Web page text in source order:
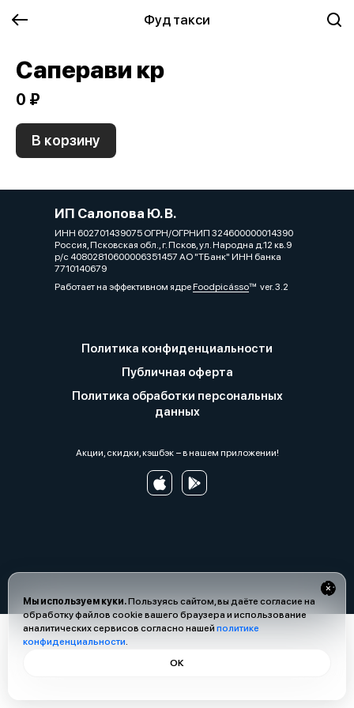
Фуд такси
Мы используем куки.Пользуясь сайтом, вы даёте согласие на
обработку файлов cookie вашего браузера и использование
аналитических сервисов согласно нашей политике
конфиденциальности.
ОК
Саперави кр
0 ₽
В корзину
ИП Салопова Ю. В.
ИНН 602701439075 ОГРН/ОГРНИП 324600000014390
Россия, Псковская обл., г. Псков, ул. Народна д.12 кв.9
р/с 40802810600006351457 АО "ТБанк" ИНН банка
7710140679
Работает на эффективном ядреFoodpicássover. 3.2
Политика конфиденциальности
Публичная оферта
Политика обработки персональных
данных
Акции, скидки, кэшбэк − в нашем приложении!